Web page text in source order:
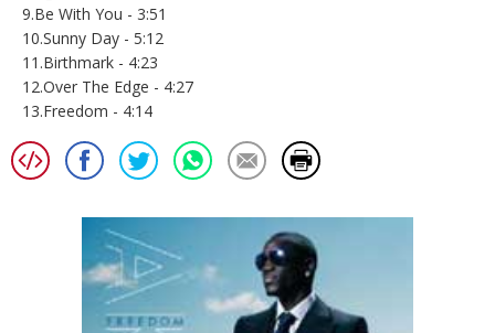
9.Be With You - 3:51
10.Sunny Day - 5:12
11.Birthmark - 4:23
12.Over The Edge - 4:27
13.Freedom - 4:14